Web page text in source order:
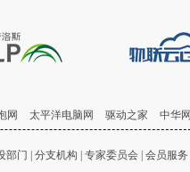
网 太平洋电脑网 驱动之家 中华
部门 分支机构 专家委员会 会员服务